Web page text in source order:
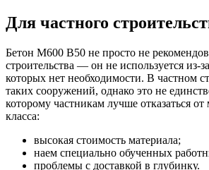
Для частного
Бетон М600 В50 не просто не
строительства — он не используется из-
которых нет необходимости. В частном
таких сооружений, однако это не
которому частникам лучше отказаться от
класса:
высокая стоимость материала;
наем специально обученных
проблемы с доставкой в глубинку.